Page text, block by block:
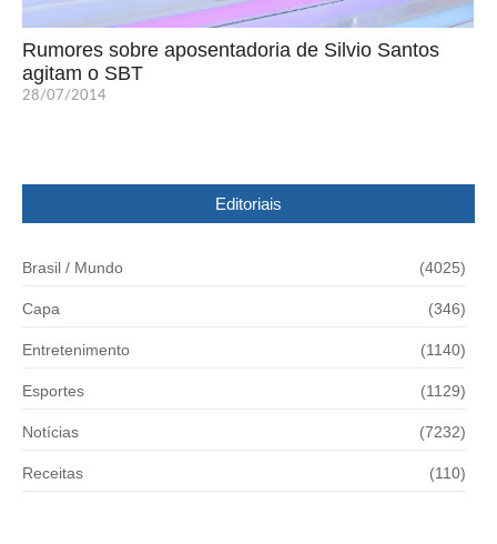
Rumores sobre aposentadoria de Silvio Santos
agitam o SBT
28/07/2014
Editoriais
Brasil / Mundo (4025)
Capa (346)
Entretenimento (1140)
Esportes (1129)
Notícias (7232)
Receitas (110)